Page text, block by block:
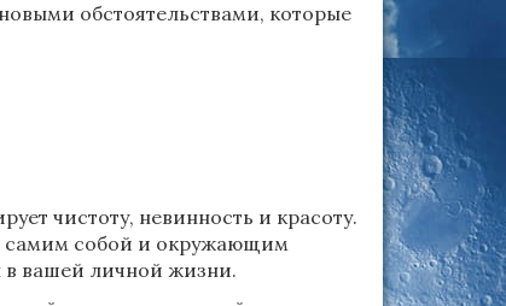
обстоятельствами, которые
чистоту, невинность и красоту.
самим собой и окружающим
в вашей личной жизни.